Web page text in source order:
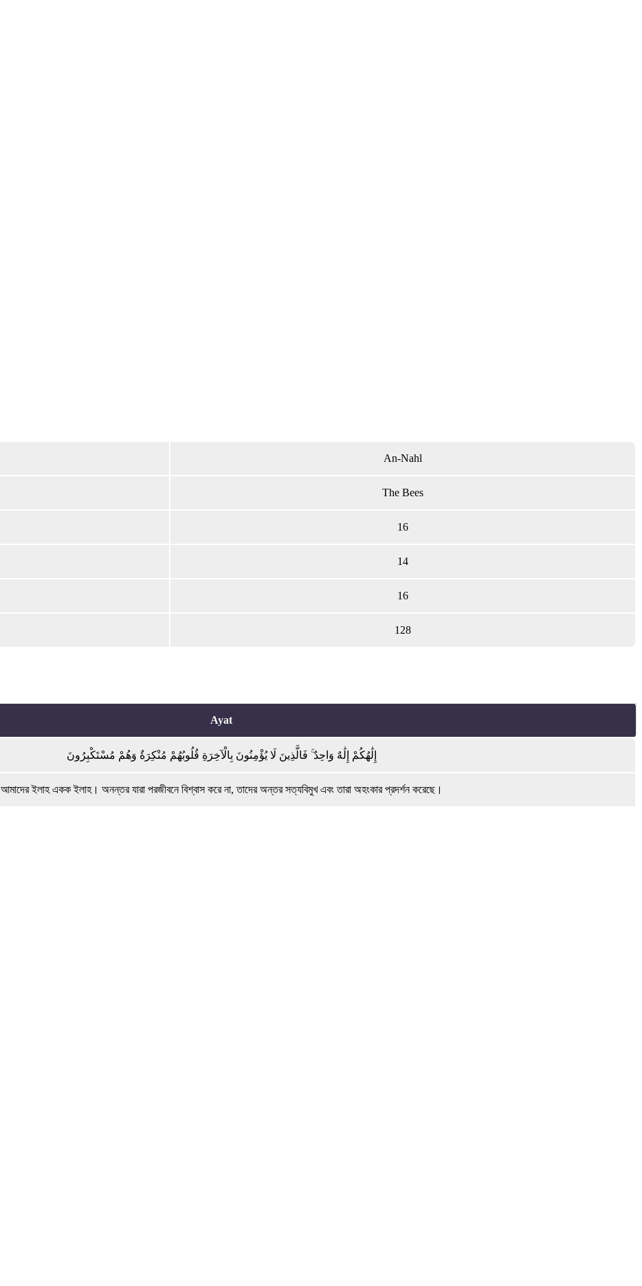
An-Nahl
The Bees
16
14
16
128
Ayat
إِلَٰهُكُمْ إِلَٰهٌ وَاحِدٌ ۚ فَالَّذِينَ لَا يُؤْمِنُونَ بِالْآخِرَةِ قُلُوبُهُمْ مُنْكِرَةٌ وَهُمْ مُسْتَكْبِرُونَ
আমাদের ইলাহ একক ইলাহ। অনন্তর যারা পরজীবনে বিশ্বাস করে না, তাদের অন্তর সত্যবিমুখ এবং তারা অহংকার প্রদর্শন করেছে।